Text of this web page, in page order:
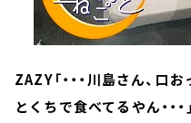
ZAZY「・・・川島さん、口
とくちで食べてるやん・・・」